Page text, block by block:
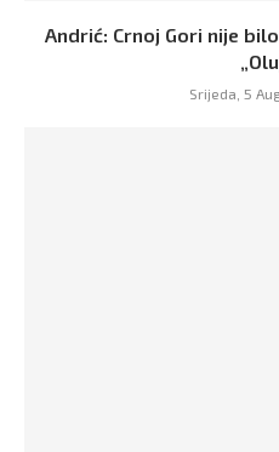
Andrić: Crnoj Gori nije
Srijeda, 5